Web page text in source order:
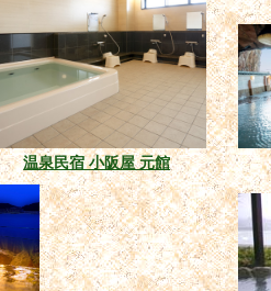
温泉民宿 小阪屋 元館